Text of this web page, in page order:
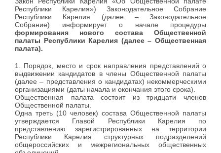
Республики Карелия») Законодательное Собрание
Республики Карелия (далее – Законодательное
Собрание) информирует о начале процедуры
формирования нового состава Общественной
палаты Республики Карелия (далее – Общественная
палата).
1. Порядок, место и срок направления представлений о
выдвижении кандидатов в члены Общественной палаты
(далее – представления о кандидатах) некоммерческими
организациями (даты начала и окончания этого срока).
Общественная палата состоит из тридцати членов
Общественной палаты.
Одна треть (10 человек) состава Общественной палаты
утверждается Главой Республики Карелия по
представлению зарегистрированных на территории
Республики Карелия структурных подразделений
общероссийских и межрегиональных общественных